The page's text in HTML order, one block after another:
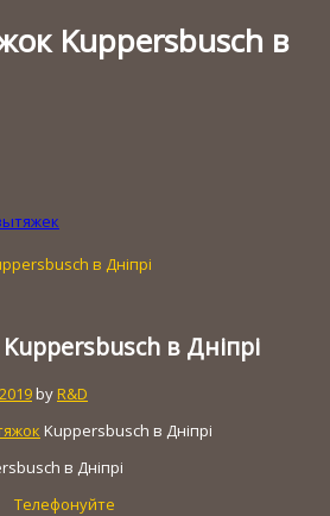
Kuppersbusch в
в Дніпрі
в Дніпрі
by R&D
Kuppersbusch в Дніпрі
Телефонуйте